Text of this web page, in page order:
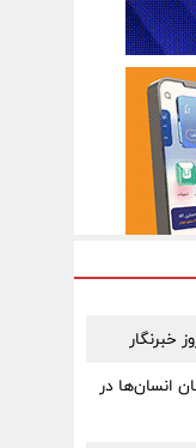
خبرنگار
انسان‌ها در